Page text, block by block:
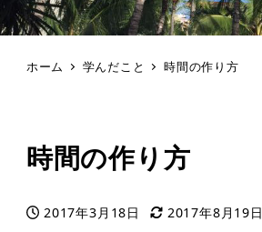
ホーム 学んだこと 時間の作り方
時間の作り方
投稿日
2017年3月18日
更新日
2017年8月19日